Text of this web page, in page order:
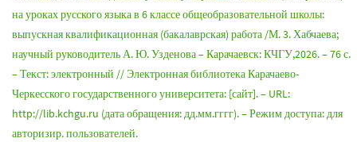
на уроках русского языка в 6 классе общеобразовательной школы:
выпускная квалификационная (бакалаврская) работа /М. 3. Хабчаева;
научный руководитель А. Ю. Узденова – Карачаевск: КЧГУ,2026. – 76 с.
– Текст: электронный // Электронная библиотека Карачаево-
Черкесского государственного университета: [сайт]. – URL:
http://lib.kchgu.ru (дата обращения: дд.мм.гггг). – Режим доступа: для
авторизир. пользователей.